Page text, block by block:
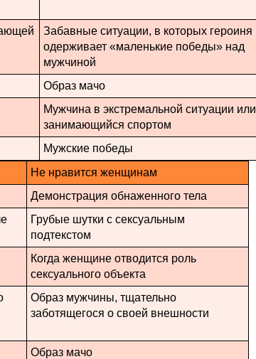
Забавные ситуации, в которых героиня
одерживает «маленькие победы» над
мужчиной
Образ мачо
Мужчина в экстремальной ситуации или
занимающийся спортом
Мужские победы
Не нравится женщинам
Демонстрация обнаженного тела
Грубые шутки с сексуальным
подтекстом
Когда женщине отводится роль
сексуального объекта
Образ мужчины, тщательно
заботящегося о своей внешности
Образ мачо